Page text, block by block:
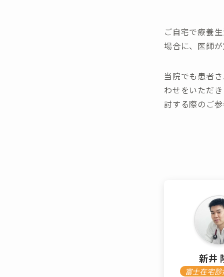
ご自宅で療養
場合に、医師
当院でも患者
わせをいただ
討する際のご
新井
富士在宅